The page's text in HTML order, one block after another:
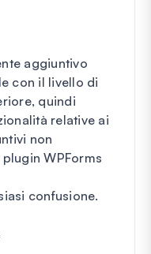
aggiuntivo
con il livello di
quindi
relative ai
non
WPForms
confusione.